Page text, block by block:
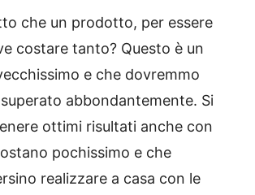
che un prodotto, per essere
costare tanto? Questo è un
e che dovremmo
abbondantemente. Si
ottimi risultati anche con
pochissimo e che
realizzare a casa con le